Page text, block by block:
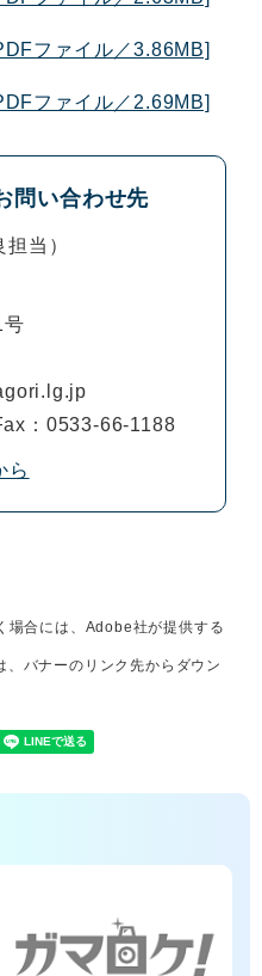
ファイル／3.86MB]
ファイル／2.69MB]
問い合わせ先
担当
号
：0533-66-1188
ら
場合には、Adobe社が提供する
バナーのリンク先からダウン